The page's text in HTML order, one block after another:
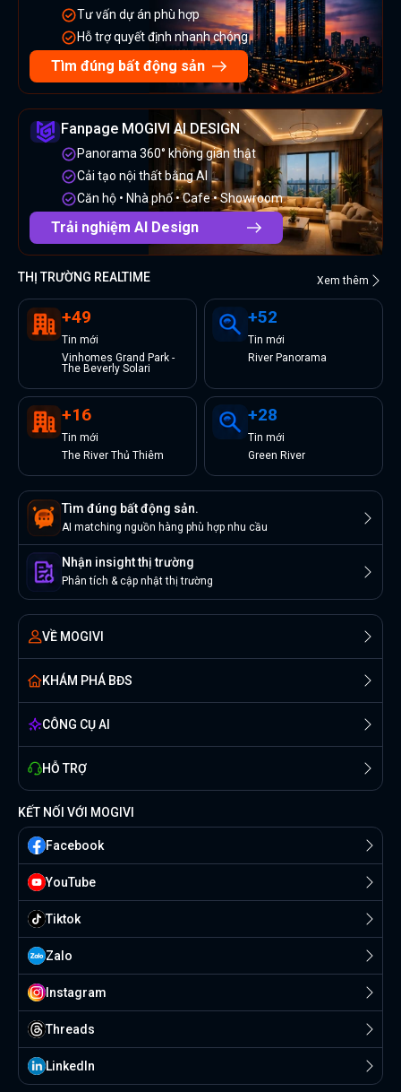
Tư vấn dự án phù hợp
Hỗ trợ quyết định nhanh chóng
Tìm đúng bất động sản
Fanpage MOGIVI AI DESIGN
Panorama 360° không gian thật
Cải tạo nội thất bằng AI
Căn hộ • Nhà phố • Cafe • Showroom
Trải nghiệm AI Design
THỊ TRƯỜNG REALTIME Xem thêm
+49
Tin mới
Vinhomes Grand Park -
The Beverly Solari
+52
Tin mới
River Panorama
+16
Tin mới
The River Thủ Thiêm
+28
Tin mới
Green River
Tìm đúng bất động sản.
AI matching nguồn hàng phù hợp nhu cầu
Nhận insight thị trường
Phân tích & cập nhật thị trường
VỀ MOGIVI
KHÁM PHÁ BĐS
CÔNG CỤ AI
HỖ TRỢ
KẾT NỐI VỚI MOGIVI
Facebook
YouTube
Tiktok
Zalo
Instagram
Threads
Linkedln